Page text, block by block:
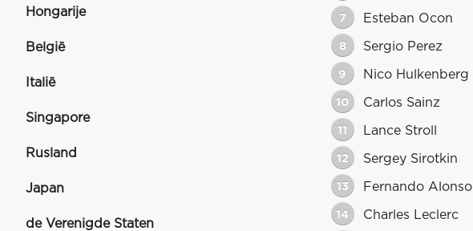
Hongarije
België
Italië
Singapore
Rusland
Japan
de Verenigde Staten
7 Esteban Ocon
8 Sergio Perez
9 Nico Hulkenberg
10 Carlos Sainz
11 Lance Stroll
12 Sergey Sirotkin
13 Fernando Alonso
14 Charles Leclerc